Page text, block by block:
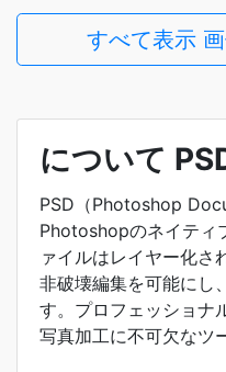
すべて表示
について
PSD（Photoshop
Photoshopのネイティ
ァイルはレイヤー化さ
非破壊編集を可能にし
す。プロフェッショナ
写真加工に不可欠なツ